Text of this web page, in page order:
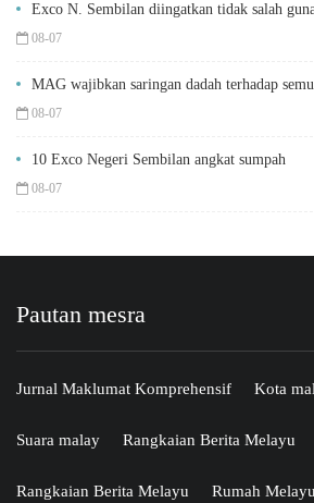
Exco N. Sembilan diingatkan tidak salah
08-07
MAG wajibkan saringan dadah terhadap
08-07
10 Exco Negeri Sembilan angkat sumpah
08-07
Pautan mesra
Jurnal Maklumat Komprehensif Kota
Suara malay Rangkaian Berita Melayu
Rangkaian Berita Melayu Rumah Melayu